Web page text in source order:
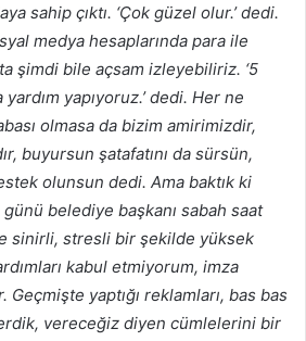
sahip çıktı. ‘Çok güzel olur.’ dedi.
medya hesaplarında para ile
şimdi bile açsam izleyebiliriz. ‘5
yapıyoruz.’ dedi. Her ne
olmasa da bizim amirimizdir,
buyursun şatafatını da sürsün,
olunsun dedi. Ama baktık ki
belediye başkanı sabah saat
sinirli, stresli bir şekilde yüksek
kabul etmiyorum, imza
Geçmişte yaptığı reklamları, bas bas
vereceğiz diyen cümlelerini bir